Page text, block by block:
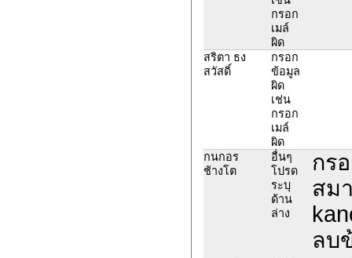
กรอก
เมล์
ผิด
สริตา ธง
สวัสดิ์
กรอก
ข้อมูล
ผิด
เช่น
กรอก
เมล์
ผิด
กนกอร
ช้างโต
อื่นๆ
โปรด
ระบุ
ด้าน
ล่าง
กร
สม
ลบ